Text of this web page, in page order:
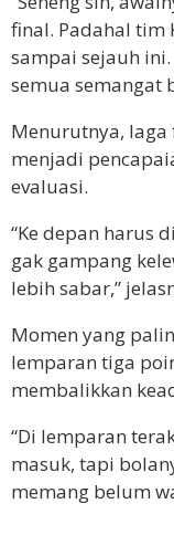
final. Padahal tim
sampai sejauh
semua semangat
Menurutnya, laga
menjadi
evaluasi.
“Ke depan harus
gak gampang
lebih sabar,”
Momen yang
lemparan tiga
membalikkan
“Di lemparan
masuk, tapi
memang belum